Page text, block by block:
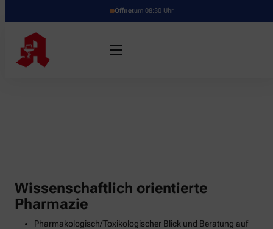
Öffnetum 08:30 Uhr
Wissenschaftlich orientierte
Pharmazie
Pharmakologisch/Toxikologischer Blick und Beratung auf